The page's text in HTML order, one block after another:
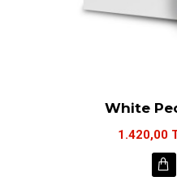
White
1.420,00